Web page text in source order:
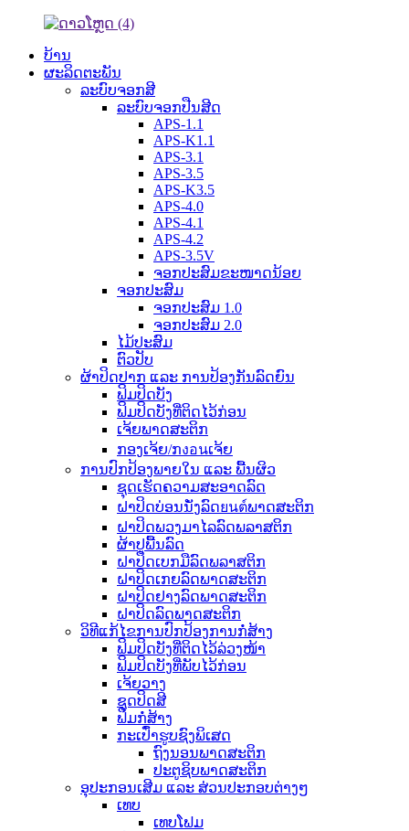
ບ້ານ
ຜະລິດຕະພັນ
ລະບົບຈອກສີ
ລະບົບຈອກປືນສີດ
APS-1.1
APS-K1.1
APS-3.1
APS-3.5
APS-K3.5
APS-4.0
APS-4.1
APS-4.2
APS-3.5V
ຈອກປະສົມຂະໜາດນ້ອຍ
ຈອກປະສົມ
ຈອກປະສົມ 1.0
ຈອກປະສົມ 2.0
ໄມ້ປະສົມ
ຕົວປັບ
ຜ້າປິດປາກ ແລະ ການປ້ອງກັນລົດຍົນ
ຟິມປິດບັງ
ຟິມປິດບັງທີ່ຕິດໄວ້ກ່ອນ
ເຈ້ຍພາດສະຕິກ
ກອງເຈ້ຍ/ກงอนເຈ້ຍ
ການປົກປ້ອງພາຍໃນ ແລະ ພື້ນຜິວ
ຊຸດເຮັດຄວາມສະອາດລົດ
ຝາປິດບ່ອນນັ່ງລົດยนต์ພາດສະຕິກ
ຝາປິດພວງມາໄລລົດພລາສຕິກ
ຜ້າປູພື້ນລົດ
ຝາປິດເບກມືລົດພລາສຕິກ
ຝາປິດເກຍລົດພາດສະຕິກ
ຝາປິດຢາງລົດພາດສະຕິກ
ຝາປິດລົດພາດສະຕິກ
ວິທີແກ້ໄຂການປົກປ້ອງການກໍ່ສ້າງ
ຟິມປິດບັງທີ່ຕິດໄວ້ລ່ວງໜ້າ
ຟິມປິດບັງທີ່ພັບໄວ້ກ່ອນ
ເຈ້ຍວາງ
ຊຸດປິດສີ
ຟິມກໍ່ສ້າງ
ກະເປົ໋າຮູບຊົງພິເສດ
ຖົງນອນພາດສະຕິກ
ປະຕູຊິບພາດສະຕິກ
ອຸປະກອນເສີມ ແລະ ສ່ວນປະກອບຕ່າງໆ
ເທບ
ເທບໂຟມ